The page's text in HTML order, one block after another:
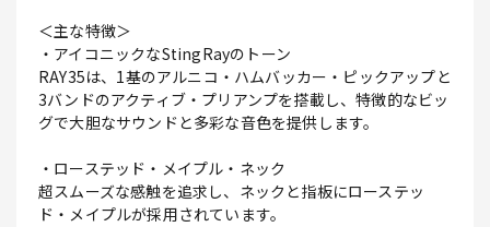
＜主な特徴＞
・アイコニックなStingRayのトーン
RAY35は、1基のアルニコ・ハムバッカー・ピックアップと
3バンドのアクティブ・プリアンプを搭載し、特徴的なビッ
グで大胆なサウンドと多彩な音色を提供します。
・ローステッド・メイプル・ネック
超スムーズな感触を追求し、ネックと指板にローステッ
ド・メイプルが採用されています。